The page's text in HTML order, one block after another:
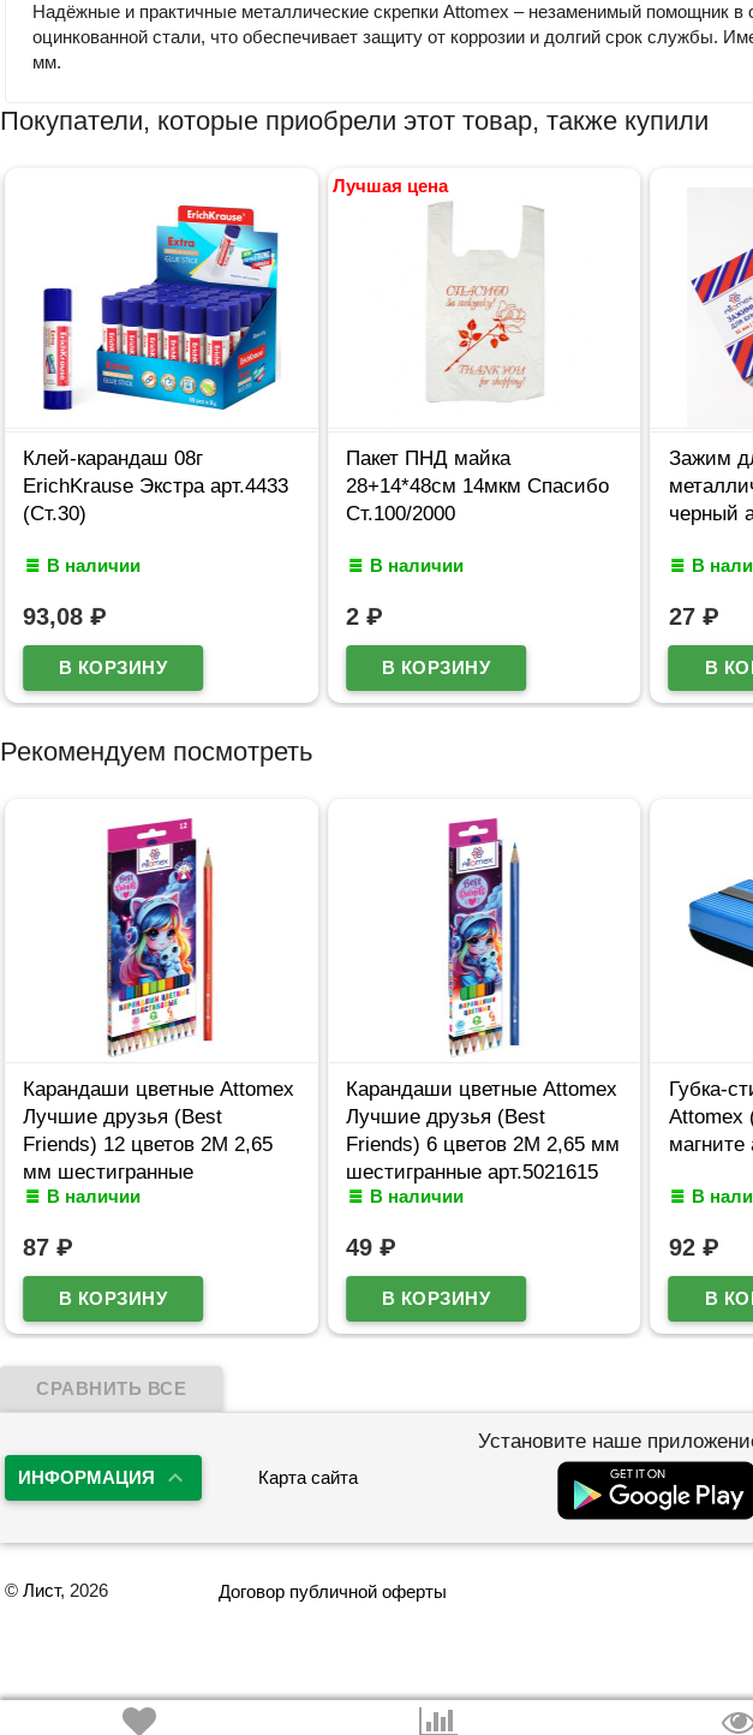
Надёжные и практичные металлические скрепки Attomex – незаменимый помощник
оцинкованной стали, что обеспечивает защиту от коррозии и долгий срок службы.
мм.
Покупатели, которые приобрели этот товар, также купили
Клей-карандаш 08г
ErichKrause Экстра арт.4433
(Ст.30)
В наличии
93,08 ₽
Лучшая цена
Пакет ПНД майка
28+14*48см 14мкм Спасибо
Ст.100/2000
В наличии
2 ₽
Зажим
черный
В
27 ₽
Рекомендуем посмотреть
Карандаши цветные Attomex
Лучшие друзья (Best
Friends) 12 цветов 2М 2,65
мм шестигранные
пластиковые арт.5022632
В наличии
87 ₽
Карандаши цветные Attomex
Лучшие друзья (Best
Friends) 6 цветов 2М 2,65 мм
шестигранные арт.5021615
В наличии
49 ₽
Губка-
Attomex
магните
В
92 ₽
ИНФОРМАЦИЯ Карта сайта
Установите наше
© Лист, 2026 Договор публичной оферты